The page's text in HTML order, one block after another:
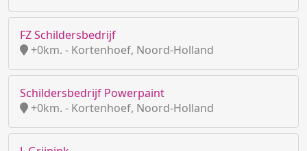
FZ Schildersbedrijf
+0km. - Kortenhoef, Noord-Holland
Schildersbedrijf Powerpaint
+0km. - Kortenhoef, Noord-Holland